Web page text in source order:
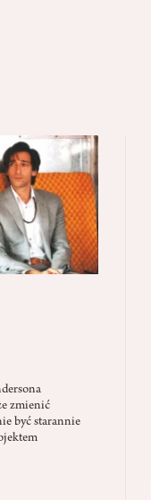
zmienić
być starannie